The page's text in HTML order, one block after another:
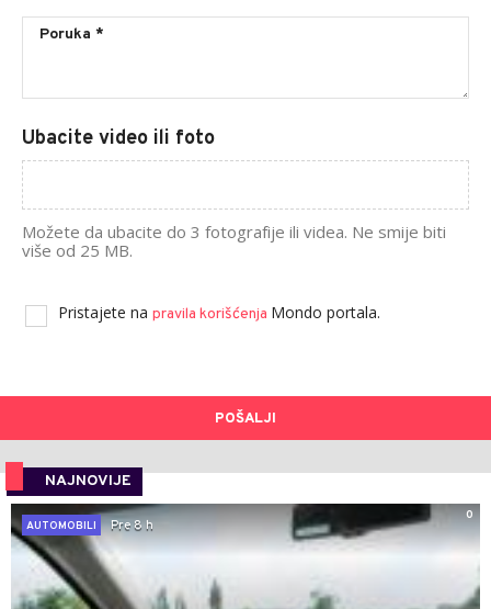
Ubacite video ili foto
Možete da ubacite do 3 fotografije ili videa. Ne smije biti
više od 25 MB.
Pristajete na pravila korišćenja Mondo portala.
POŠALJI
NAJNOVIJE
0
AUTOMOBILI
Pre 8 h